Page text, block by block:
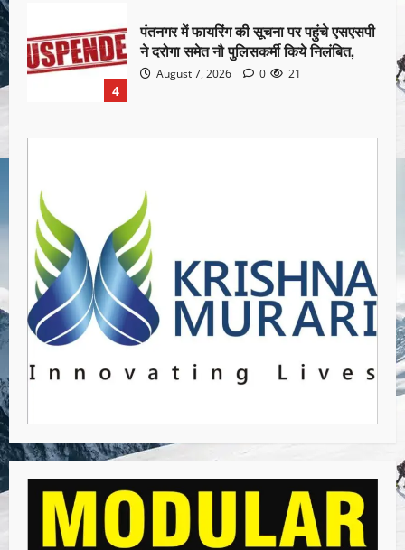
4
पंतनगर में फायरिंग की सूचना पर पहुंचे एसएसपी
ने दरोगा समेत नौ पुलिसकर्मी किये निलंबित,
August 7, 2026 0 21